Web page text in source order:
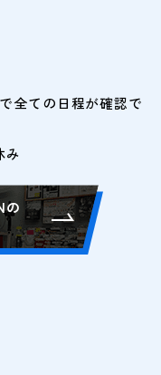
で全ての日程が確認で
の